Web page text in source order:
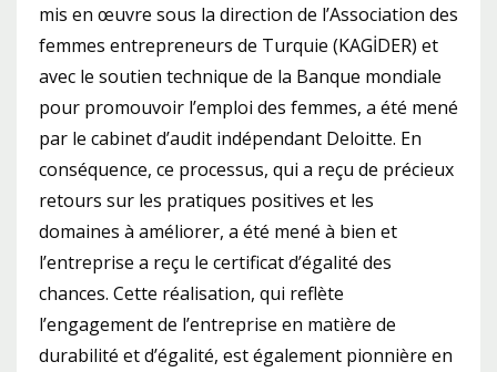
mis en œuvre sous la direction de l’Association des
femmes entrepreneurs de Turquie (KAGİDER) et
avec le soutien technique de la Banque mondiale
pour promouvoir l’emploi des femmes, a été mené
par le cabinet d’audit indépendant Deloitte. En
conséquence, ce processus, qui a reçu de précieux
retours sur les pratiques positives et les
domaines à améliorer, a été mené à bien et
l’entreprise a reçu le certificat d’égalité des
chances. Cette réalisation, qui reflète
l’engagement de l’entreprise en matière de
durabilité et d’égalité, est également pionnière en